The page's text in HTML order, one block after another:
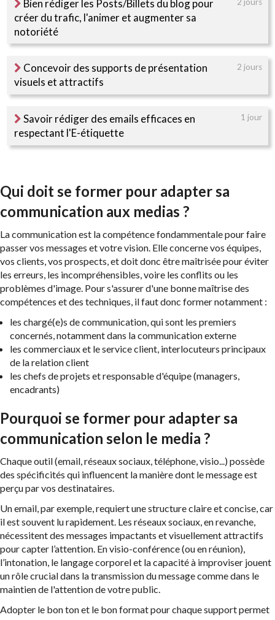
Bien rédiger les Posts/Billets du blog pour
créer du trafic, l'animer et augmenter sa
notoriété
Concevoir des supports de présentation
visuels et attractifs
2 jours
Savoir rédiger des emails efficaces en
respectant l'E-étiquette
1 jour
Qui doit se former pour adapter sa
communication aux medias ?
La communication est la compétence fondammentale pour faire
passer vos messages et votre vision. Elle concerne vos équipes,
vos clients, vos prospects, et doit donc être maîtrisée pour éviter
les erreurs, les incompréhensibles, voire les conflits ou les
problèmes d'image. Pour s'assurer d'une bonne maîtrise des
compétences et des techniques, il faut donc former notamment :
les chargé(e)s de communication, qui sont les premiers
concernés, notamment dans la communication externe
les commerciaux et le service client, interlocuteurs principaux
de la relation client
les chefs de projets et responsable d'équipe (managers,
encadrants)
Pourquoi se former pour adapter sa
communication selon le media ?
Chaque outil (email, réseaux sociaux, téléphone, visio...) possède
des spécificités qui influencent la manière dont le message est
perçu par vos destinataires.
Un email, par exemple, requiert une structure claire et concise, car
il est souvent lu rapidement. Les réseaux sociaux, en revanche,
nécessitent des messages impactants et visuellement attractifs
pour capter l’attention. En visio-conférence (ou en réunion),
l’intonation, le langage corporel et la capacité à improviser jouent
un rôle crucial dans la transmission du message comme dans le
maintien de l'attention de votre public.
Adopter le bon ton et le bon format pour chaque support permet